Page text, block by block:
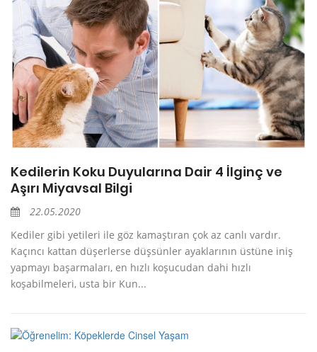
Kedilerin Koku Duyularına Dair 4 İlginç ve
Aşırı Miyavsal Bilgi
22.05.2020
Kediler gibi yetileri ile göz kamaştıran çok az canlı vardır.
Kaçıncı kattan düşerlerse düşsünler ayaklarının üstüne iniş
yapmayı başarmaları, en hızlı koşucudan dahi hızlı
koşabilmeleri, usta bir Kun...